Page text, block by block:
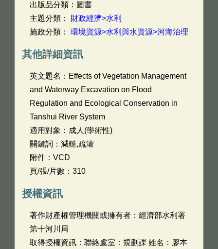
出版品分類：圖書
主題分類： 財政經濟>水利
施政分類： 環境資源>水利與水資源>河海治理
其他詳細資訊
英文題名： Effects of Vegetation Management
and Waterway Excavation on Flood
Regulation and Ecological Conservation in
Tanshui River System
適用對象：成人(學術性)
關鍵詞：減糙,疏濬
附件：VCD
頁/張/片數：310
授權資訊
著作財產權管理機關或擁有者：經濟部水利署
第十河川局
取得授權資訊：聯絡處室：規劃課 姓名：廖本